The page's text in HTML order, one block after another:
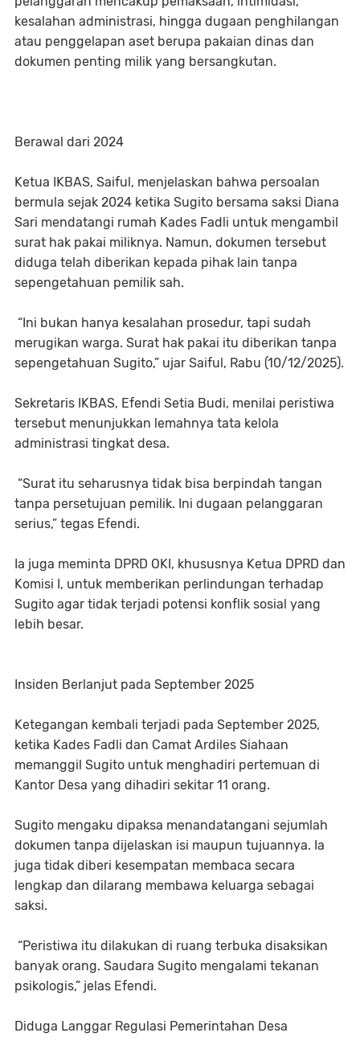
kesalahan administrasi, hingga dugaan penghilangan
atau penggelapan aset berupa pakaian dinas dan
dokumen penting milik yang bersangkutan.
Berawal dari 2024
Ketua IKBAS, Saiful, menjelaskan bahwa persoalan
bermula sejak 2024 ketika Sugito bersama saksi Diana
Sari mendatangi rumah Kades Fadli untuk mengambil
surat hak pakai miliknya. Namun, dokumen tersebut
diduga telah diberikan kepada pihak lain tanpa
sepengetahuan pemilik sah.
“Ini bukan hanya kesalahan prosedur, tapi sudah
merugikan warga. Surat hak pakai itu diberikan tanpa
sepengetahuan Sugito,” ujar Saiful, Rabu (10/12/2025).
Sekretaris IKBAS, Efendi Setia Budi, menilai peristiwa
tersebut menunjukkan lemahnya tata kelola
administrasi tingkat desa.
“Surat itu seharusnya tidak bisa berpindah tangan
tanpa persetujuan pemilik. Ini dugaan pelanggaran
serius,” tegas Efendi.
Ia juga meminta DPRD OKI, khususnya Ketua DPRD dan
Komisi I, untuk memberikan perlindungan terhadap
Sugito agar tidak terjadi potensi konflik sosial yang
lebih besar.
Insiden Berlanjut pada September 2025
Ketegangan kembali terjadi pada September 2025,
ketika Kades Fadli dan Camat Ardiles Siahaan
memanggil Sugito untuk menghadiri pertemuan di
Kantor Desa yang dihadiri sekitar 11 orang.
Sugito mengaku dipaksa menandatangani sejumlah
dokumen tanpa dijelaskan isi maupun tujuannya. Ia
juga tidak diberi kesempatan membaca secara
lengkap dan dilarang membawa keluarga sebagai
saksi.
“Peristiwa itu dilakukan di ruang terbuka disaksikan
banyak orang. Saudara Sugito mengalami tekanan
psikologis,” jelas Efendi.
Diduga Langgar Regulasi Pemerintahan Desa